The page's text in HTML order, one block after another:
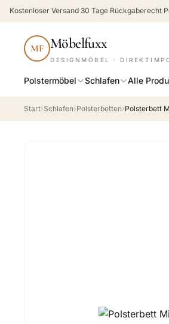
Kostenloser Versand·30 Tage Rückgaberecht·
MF Möbelfuxx
DESIGNMÖBEL ·
Polstermöbel Schlafen Alle
Start›Schlafen›Polsterbetten›Polsterbett